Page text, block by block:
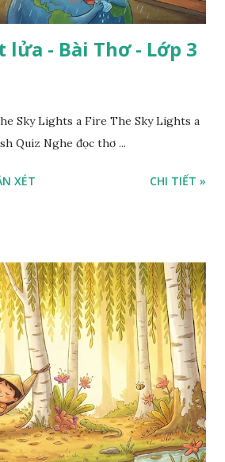
- Bài Thơ - Lớp 3
Sky Lights a Fire The Sky Lights a
Quiz Nghe đọc thơ ...
XÉT CHI TIẾT »